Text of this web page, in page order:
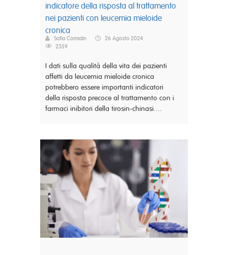
indicatore della risposta al trattamento
nei pazienti con leucemia mieloide
cronica
Sofia Corradin
26 Agosto 2024
2359
I dati sulla qualità della vita dei pazienti
affetti da leucemia mieloide cronica
potrebbero essere importanti indicatori
della risposta precoce al trattamento con i
farmaci inibitori della tirosin-chinasi....